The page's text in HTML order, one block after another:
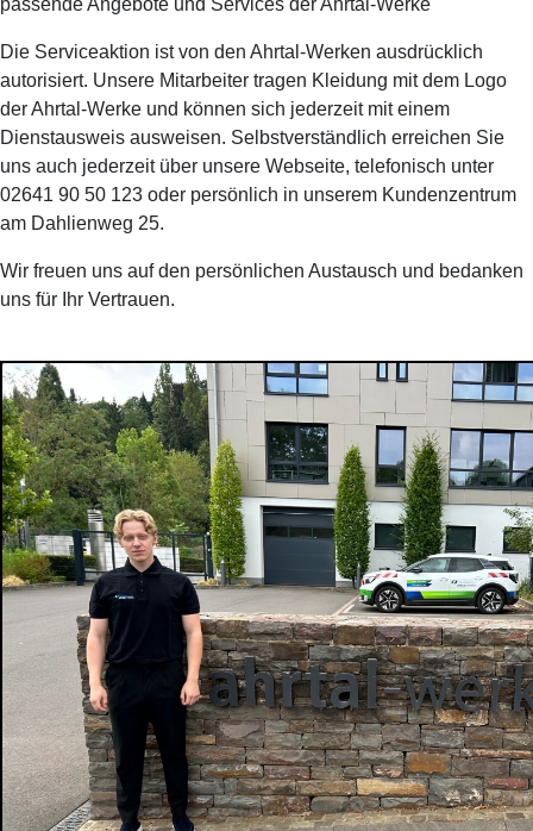
Die Serviceaktion ist von den Ahrtal-Werken ausdrücklich
autorisiert. Unsere Mitarbeiter tragen Kleidung mit dem Logo
der Ahrtal-Werke und können sich jederzeit mit einem
Dienstausweis ausweisen. Selbstverständlich erreichen Sie
uns auch jederzeit über unsere Webseite, telefonisch unter
02641 90 50 123 oder persönlich in unserem Kundenzentrum
am Dahlienweg 25.
Wir freuen uns auf den persönlichen Austausch und bedanken
uns für Ihr Vertrauen.